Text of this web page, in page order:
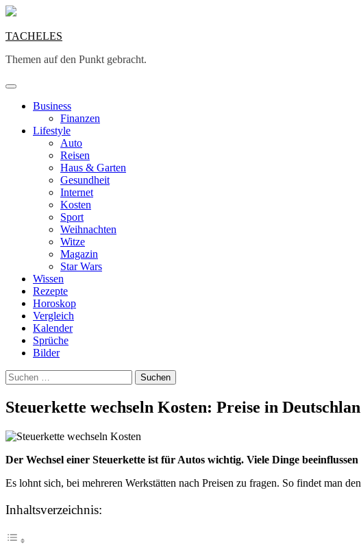
Skip
content
TACHELES
Themen auf den Punkt gebracht.
Business
Finanzen
Lifestyle
Auto
Reisen
Haus & Garten
Gesundheit
Internet
Kosten
Sport
Weihnachten
Witze
Magazin
Star Wars
Wissen
Rezepte
Horoskop
Vergleich
Kalender
Sprüche
Bilder
Suchen
nach:
Steuerkette wechseln Kosten: Preise in
Der Wechsel einer Steuerkette ist für Autos wichtig. Viele Dinge
Es lohnt sich, bei mehreren Werkstätten nach Preisen zu fragen. So findet man
Inhaltsverzeichnis: